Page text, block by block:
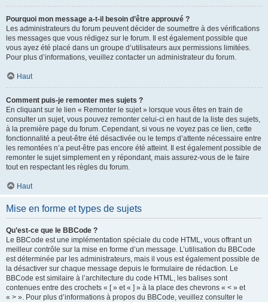
Pourquoi mon message a-t-il besoin d’être approuvé ?
Les administrateurs du forum peuvent décider de soumettre à des vérifications
les messages que vous rédigez sur le forum. Il est également possible que
vous ayez été placé dans un groupe d’utilisateurs aux permissions limitées.
Pour plus d’informations, veuillez contacter un administrateur du forum.
Haut
Comment puis-je remonter mes sujets ?
En cliquant sur le lien « Remonter le sujet » lorsque vous êtes en train de
consulter un sujet, vous pouvez remonter celui-ci en haut de la liste des sujets,
à la première page du forum. Cependant, si vous ne voyez pas ce lien, cette
fonctionnalité a peut-être été désactivée ou le temps d’attente nécessaire entre
les remontées n’a peut-être pas encore été atteint. Il est également possible de
remonter le sujet simplement en y répondant, mais assurez-vous de le faire
tout en respectant les règles du forum.
Haut
Mise en forme et types de sujets
Qu’est-ce que le BBCode ?
Le BBCode est une implémentation spéciale du code HTML, vous offrant un
meilleur contrôle sur la mise en forme d’un message. L’utilisation du BBCode
est déterminée par les administrateurs, mais il vous est également possible de
la désactiver sur chaque message depuis le formulaire de rédaction. Le
BBCode est similaire à l’architecture du code HTML, les balises sont
contenues entre des crochets « [ » et « ] » à la place des chevrons « < » et
« > ». Pour plus d’informations à propos du BBCode, veuillez consulter le